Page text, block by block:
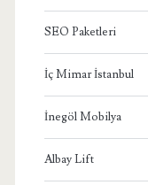
SEO Paketleri
İç Mimar İstanbul
İnegöl Mobilya
Albay Lift